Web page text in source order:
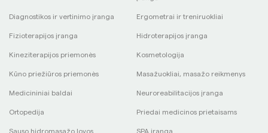
Diagnostikos ir vertinimo įranga Ergometrai ir treniruokliai
Fizioterapijos įranga Hidroterapijos įranga
Kineziterapijos priemonės Kosmetologija
Kūno priežiūros priemonės Masažuokliai, masažo reikmenys
Medicininiai baldai Neuroreabilitacijos įranga
Ortopedija Priedai medicinos prietaisams
Sauso hidromasažo lovos SPA įranga